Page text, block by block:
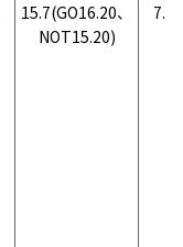
15.7(GO16.20、
NOT15.20)